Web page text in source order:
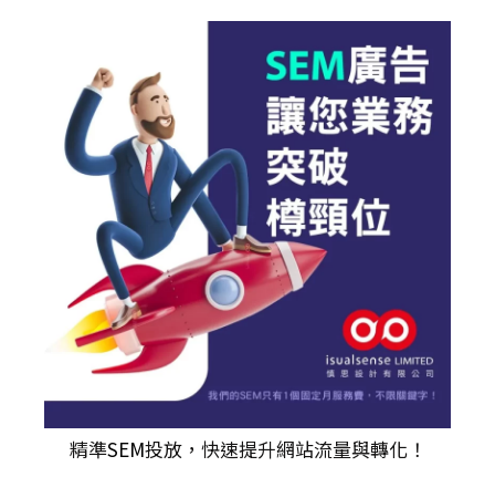
精準SEM投放，快速提升網站流量與轉化！